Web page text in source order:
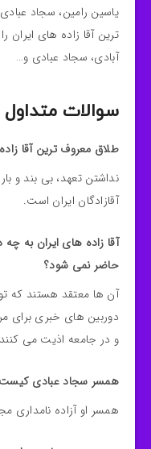
یاسین رامین، سجاد
ترین آقا زاده های ایران
آبادی، سجاد عبادی و…
سوالات متداول
طلاق معروف ترین آقا
نداشتن تعهد، بی بند و
آقازادگان ایران است.
آقا زاده های ایران به
حاضر نمی شود؟
آن ها معتقد هستند که
دوربین های خبری برای
و در جامعه اذیت می
همسر سجاد عبادی
همسر او آزاده نامداری